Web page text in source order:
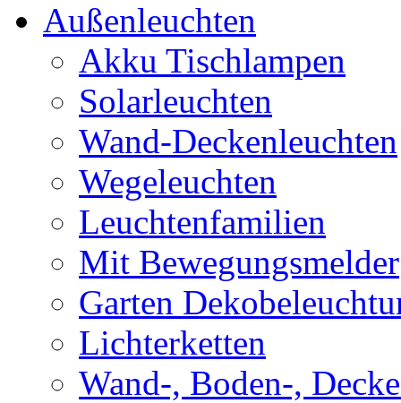
Außenleuchten
Akku Tischlampen
Solarleuchten
Wand-Deckenleuchten
Wegeleuchten
Leuchtenfamilien
Mit Bewegungsmelder
Garten
Lichterketten
Wand-, Boden-,